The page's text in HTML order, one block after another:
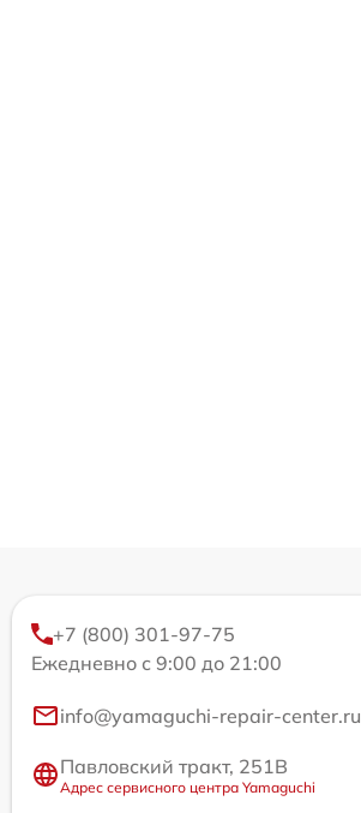
+7 (800) 301-97-75
Ежедневно с 9:00 до 21:00
info@yamaguchi-repair-center.ru
Павловский тракт, 251В
Адрес сервисного центра Yamaguchi